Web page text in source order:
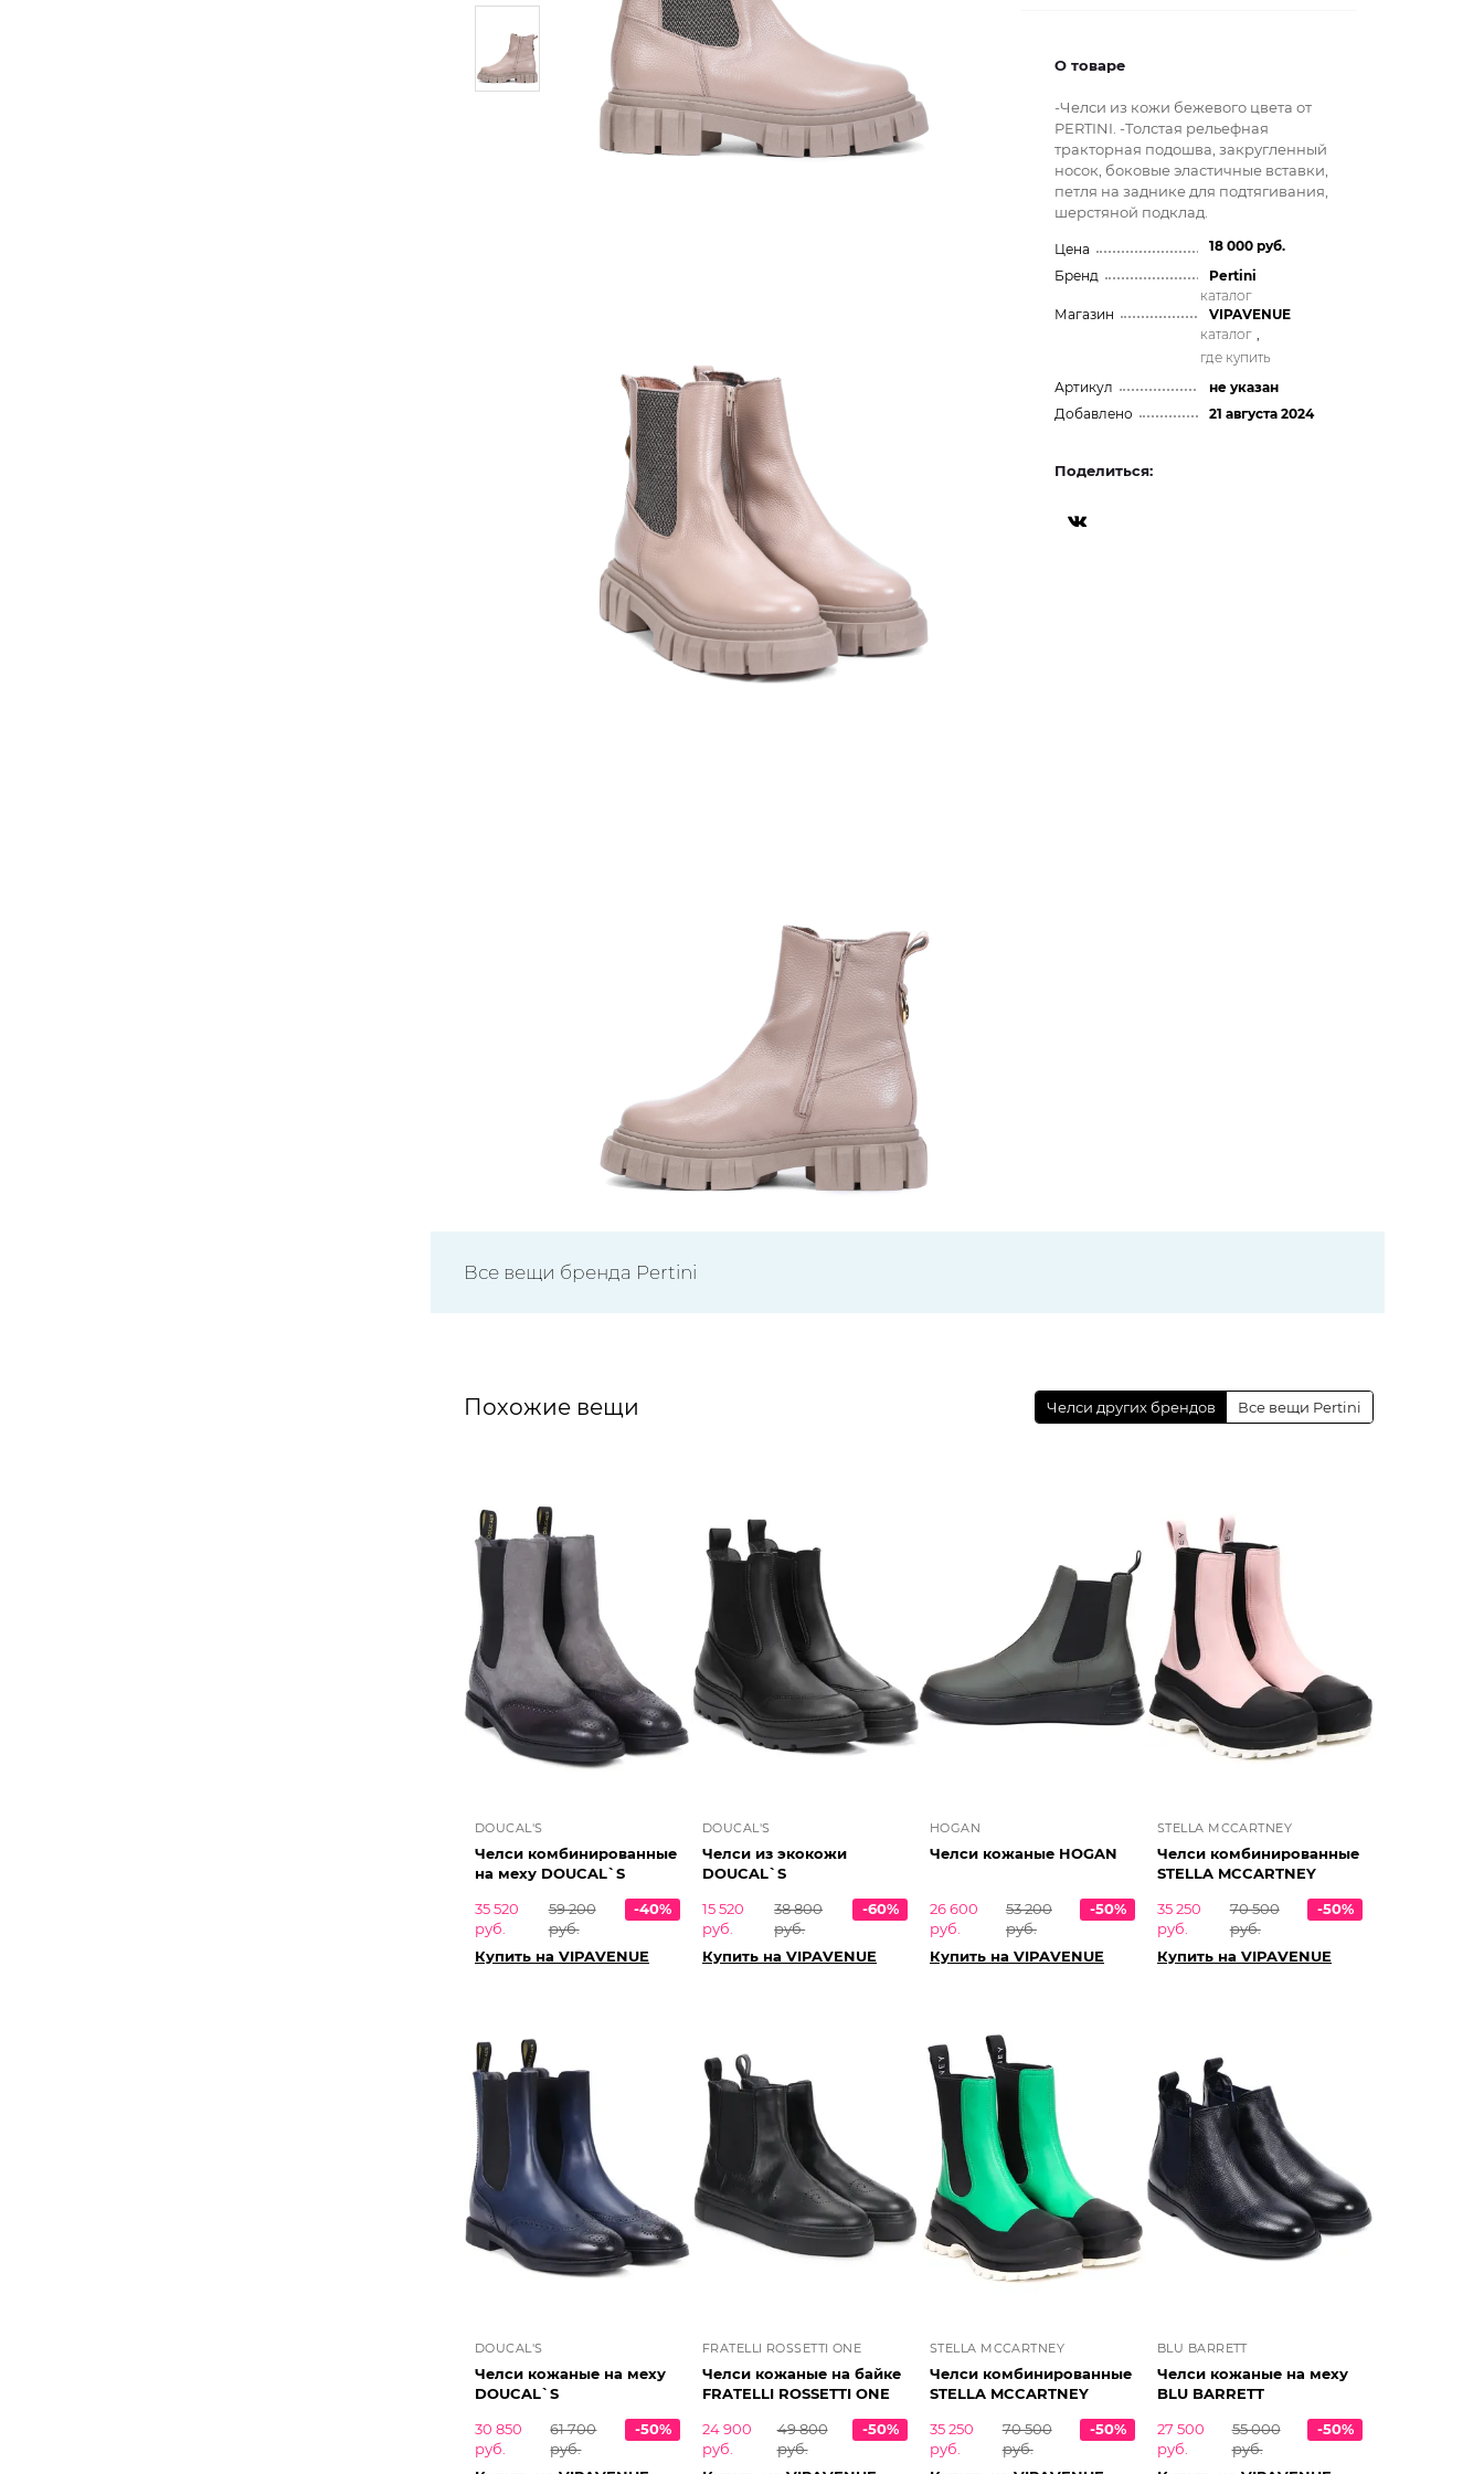
О товаре
-Челси из кожи бежевого цвета от
PERTINI. -Толстая рельефная
тракторная подошва, закругленный
носок, боковые эластичные вставки,
петля на заднике для подтягивания,
шерстяной подклад.
Цена
18 000 руб.
Бренд
Pertini
каталог
Магазин
VIPAVENUE
каталог ,
где купить
Артикул
не указан
Добавлено
21 августа 2024
Поделиться:
Все вещи бренда Pertini
Похожие вещи Челси других брендов Все вещи Pertini
DOUCAL'S
Челси комбинированные
на меху DOUCAL`S
35 520
руб.
59 200
руб.
-40%
Купить на VIPAVENUE
DOUCAL'S
Челси из экокожи
DOUCAL`S
15 520
руб.
38 800
руб.
-60%
Купить на VIPAVENUE
HOGAN
Челси кожаные HOGAN
26 600
руб.
53 200
руб.
-50%
Купить на VIPAVENUE
STELLA MCCARTNEY
Челси комбинированные
STELLA MCCARTNEY
35 250
руб.
70 500
руб.
-50%
Купить на VIPAVENUE
DOUCAL'S
Челси кожаные на меху
DOUCAL`S
30 850
руб.
61 700
руб.
-50%
FRATELLI ROSSETTI ONE
Челси кожаные на байке
FRATELLI ROSSETTI ONE
24 900
руб.
49 800
руб.
-50%
STELLA MCCARTNEY
Челси комбинированные
STELLA MCCARTNEY
35 250
руб.
70 500
руб.
-50%
BLU BARRETT
Челси кожаные на меху
BLU BARRETT
27 500
руб.
55 000
руб.
-50%